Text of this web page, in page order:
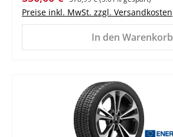
Preise inkl. MwSt. zzgl. Versandkosten
In den Warenkorb